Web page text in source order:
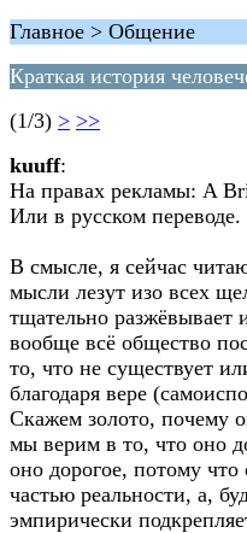
Главное > Общение
Краткая история
(1/3) > >>
kuuff:
На правах рекламы: A
Или в русском переводе.
В смысле, я сейчас
мысли лезут изо всех
тщательно разжёвывает
вообще всё общество
то, что не существует
благодаря вере
Скажем золото, почему
мы верим в то, что оно
оно дорогое, потому
частью реальности, а,
эмпирически